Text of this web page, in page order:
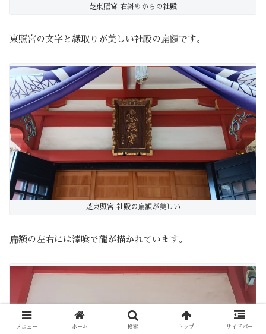
芝東照宮 右斜めからの社殿
東照宮の文字と縁取りが美しい社殿の扁額です。
芝東照宮 社殿の扁額が美しい
扁額の左右には漆喰で龍が描かれています。
メニュー ホーム 検索 トップ サイドバー